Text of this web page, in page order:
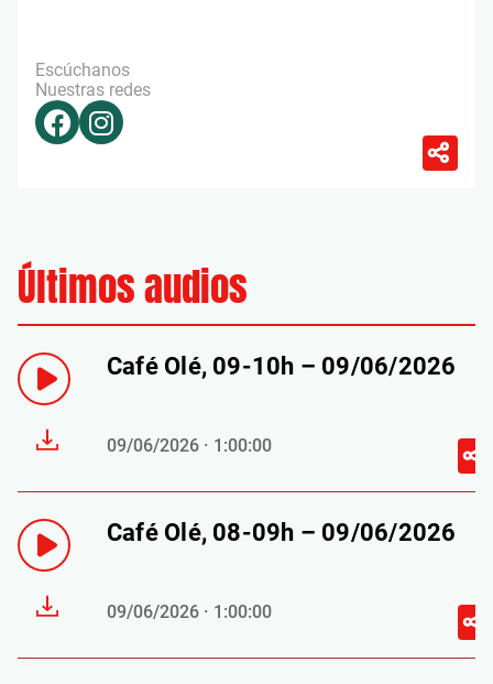
Escúchanos
Nuestras redes
Últimos audios
Café Olé, 09-10h – 09/06/2026
09/06/2026 · 1:00:00
Café Olé, 08-09h – 09/06/2026
09/06/2026 · 1:00:00